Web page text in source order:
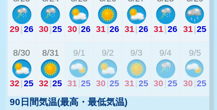
29|26 30|25 30|26 31|26 31|26 31|26 31|25
8/30
32|25
8/31
32|25
9/1
31 25
9/2
30 25
9/3
31 25
9/4
30 25
9/5
30 25
90日間気温(最高・最低気温)